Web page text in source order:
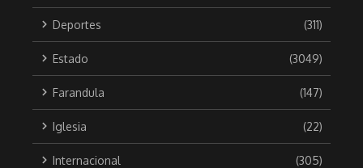
Deportes (311)
Estado (3049)
Farandula (147)
Iglesia (22)
Internacional (305)